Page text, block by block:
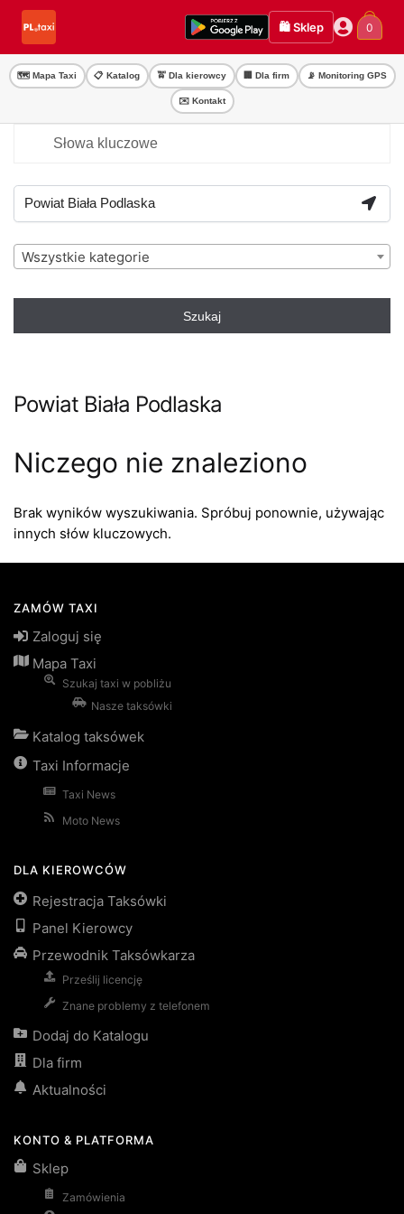
Przejdź
nawigacji
Przejdź
treści
🛍️ Sklep 0
🗺️ Mapa Taxi 📋 Katalog 🚖 Dla kierowcy 🏢 Dla firm 📡 Monitoring GPS
✉️ Kontakt
Wszystkie kategorie
Szukaj
Powiat Biała Podlaska
Niczego nie znaleziono
Brak wyników wyszukiwania. Spróbuj ponownie, używając
innych słów kluczowych.
ZAMÓW TAXI
Zaloguj się
Mapa Taxi
Szukaj taxi w pobliżu
Nasze taksówki
Katalog taksówek
Taxi Informacje
Taxi News
Moto News
DLA KIEROWCÓW
Rejestracja Taksówki
Panel Kierowcy
Przewodnik Taksówkarza
Prześlij licencję
Znane problemy z telefonem
Dodaj do Katalogu
Dla firm
Aktualności
KONTO & PLATFORMA
Sklep
Zamówienia